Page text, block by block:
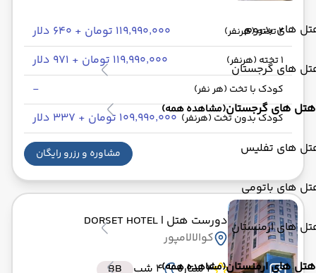
های بدروم
های گرجستان
هتل های گرجستان(مشاهده همه)
های تفلیس
های باتومی
های ارمنستان
هتل های ارمنستان(مشاهده همه)
2 تخته (هرنفر) ۱۱۹٬۹۹۰٬۰۰۰ تومان + ۶۴۰ دلار
1 تخته (هرنفر) ۱۱۹٬۹۹۰٬۰۰۰ تومان + ۹۷۱ دلار
کودک با تخت (هر نفر) -
کودک بدون تخت (هرنفر) ۱۰۹٬۹۹۰٬۰۰۰ تومان + ۳۳۷ دلار
مشاوره و رزرو رایگان
دورست هتل | DORSET HOTEL
کوالالامپور
4 ستاره
4 شب BB